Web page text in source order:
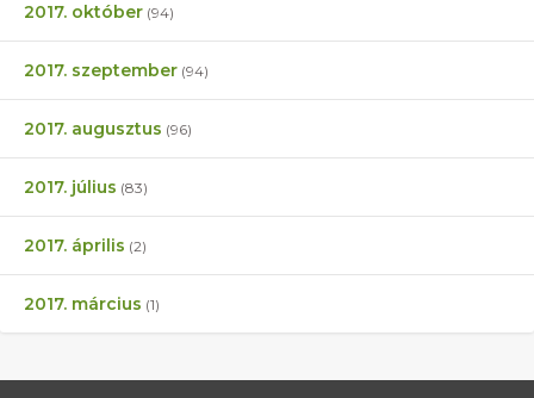
2017. október (94)
2017. szeptember (94)
2017. augusztus (96)
2017. július (83)
2017. április (2)
2017. március (1)